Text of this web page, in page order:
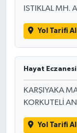
ISTIKLAL MH.
Yol Tarifi Al
Hayat Eczanesi
KARŞIYAKA
KORKUTELİ
Yol Tarifi Al